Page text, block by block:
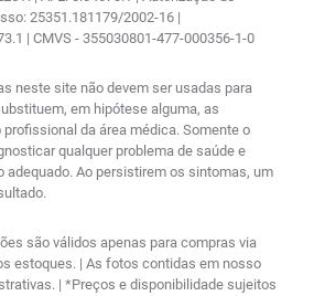
25351.181179/2002-16 |
| CMVS - 355030801-477-000356-1-0
neste site não devem ser usadas para
em hipótese alguma, as
da área médica. Somente o
qualquer problema de saúde e
adequado. Ao persistirem os sintomas, um
são válidos apenas para compras via
estoques. | As fotos contidas em nosso
| *Preços e disponibilidade sujeitos